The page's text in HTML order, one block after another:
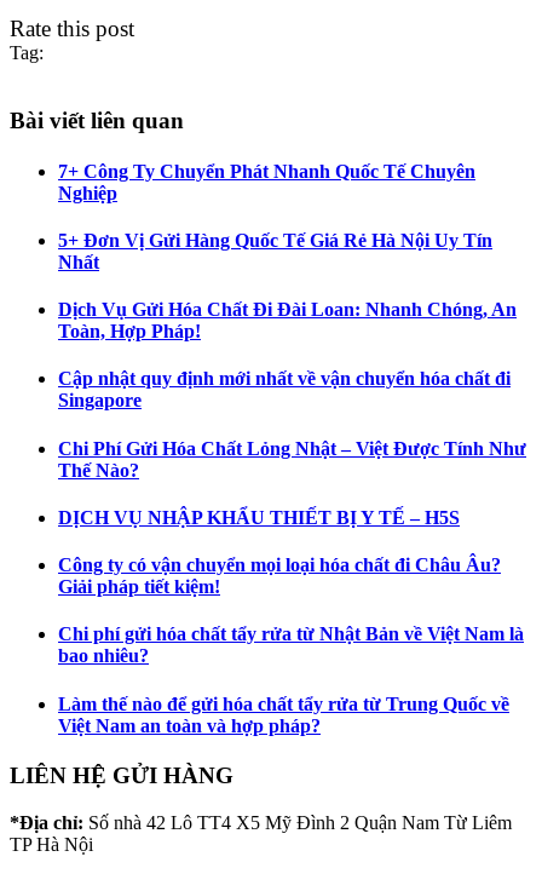
Rate this post
Tag:
Bài viết liên quan
7+ Công Ty Chuyển Phát Nhanh Quốc Tế Chuyên
Nghiệp
5+ Đơn Vị Gửi Hàng Quốc Tế Giá Rẻ Hà Nội Uy Tín
Nhất
Dịch Vụ Gửi Hóa Chất Đi Đài Loan: Nhanh Chóng, An
Toàn, Hợp Pháp!
Cập nhật quy định mới nhất về vận chuyển hóa chất đi
Singapore
Chi Phí Gửi Hóa Chất Lỏng Nhật – Việt Được Tính Như
Thế Nào?
DỊCH VỤ NHẬP KHẨU THIẾT BỊ Y TẾ – H5S
Công ty có vận chuyển mọi loại hóa chất đi Châu Âu?
Giải pháp tiết kiệm!
Chi phí gửi hóa chất tẩy rửa từ Nhật Bản về Việt Nam là
bao nhiêu?
Làm thế nào để gửi hóa chất tẩy rửa từ Trung Quốc về
Việt Nam an toàn và hợp pháp?
LIÊN HỆ GỬI HÀNG
*Địa chỉ: Số nhà 42 Lô TT4 X5 Mỹ Đình 2 Quận Nam Từ Liêm
TP Hà Nội